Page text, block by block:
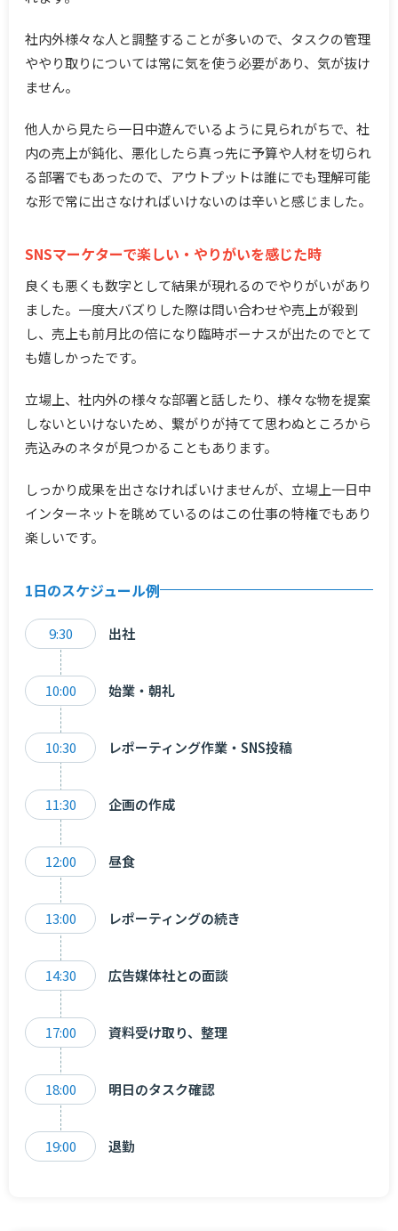
社内外様々な人と調整することが多いので、タスクの管理
ややり取りについては常に気を使う必要があり、気が抜け
ません。
他人から見たら一日中遊んでいるように見られがちで、社
内の売上が鈍化、悪化したら真っ先に予算や人材を切られ
る部署でもあったので、アウトプットは誰にでも理解可能
な形で常に出さなければいけないのは辛いと感じました。
SNSマーケターで楽しい・やりがいを感じた時
良くも悪くも数字として結果が現れるのでやりがいがあり
ました。一度大バズりした際は問い合わせや売上が殺到
し、売上も前月比の倍になり臨時ボーナスが出たのでとて
も嬉しかったです。
立場上、社内外の様々な部署と話したり、様々な物を提案
しないといけないため、繋がりが持てて思わぬところから
売込みのネタが見つかることもあります。
しっかり成果を出さなければいけませんが、立場上一日中
インターネットを眺めているのはこの仕事の特権でもあり
楽しいです。
1日のスケジュール例
9:30 出社
10:00 始業・朝礼
10:30 レポーティング作業・SNS投稿
11:30 企画の作成
12:00 昼食
13:00 レポーティングの続き
14:30 広告媒体社との面談
17:00 資料受け取り、整理
18:00 明日のタスク確認
19:00 退勤